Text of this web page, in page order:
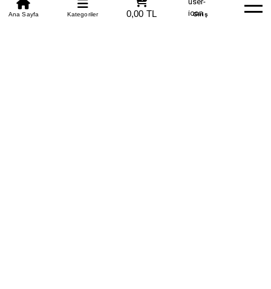
0850 305 09 70
Beden Tablosu Banka Hesapları Whatsapp Yardım
Ana Sayfa Kategoriler 0,00 TL Giriş